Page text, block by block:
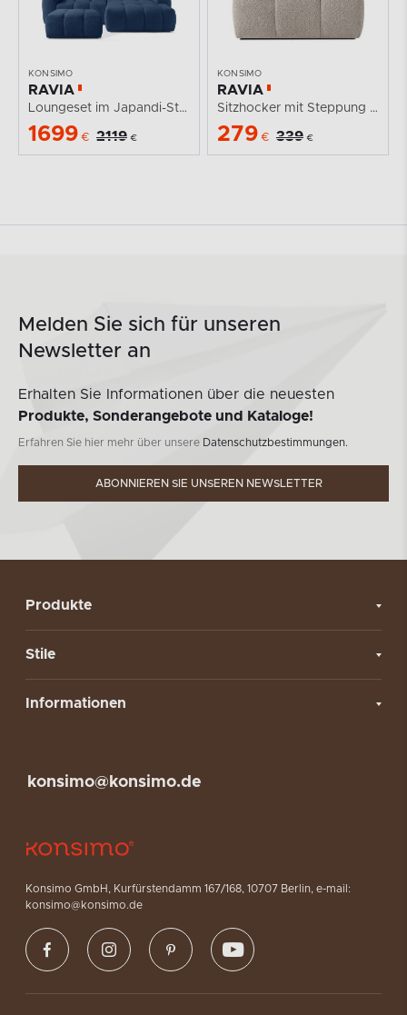
KONSIMO
RAVIA
Loungeset im Japandi-Stil Boucle dunkelblau
1699 € 2119 €
KONSIMO
RAVIA
Sitzhocker mit Steppung im Japandi-Stil Boucle grau
279 € 339 €
Melden Sie sich für unseren
Newsletter an
Erhalten Sie Informationen über die neuesten
Produkte, Sonderangebote und Kataloge!
Erfahren Sie hier mehr über unsere Datenschutzbestimmungen.
ABONNIEREN SIE UNSEREN NEWSLETTER
Produkte
Stile
Informationen
Konsimo GmbH, Kurfürstendamm 167/168, 10707 Berlin, e-mail:
konsimo@konsimo.de
konsimo@konsimo.de